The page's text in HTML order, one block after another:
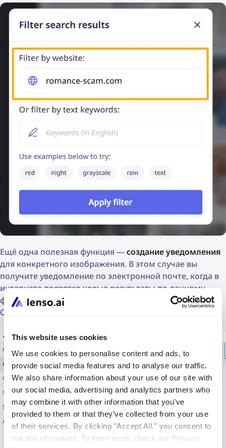
This website uses cookies
We use cookies to personalise content and ads, to
provide social media features and to analyse our traffic.
We also share information about your use of our site with
our social media, advertising and analytics partners who
may combine it with other information that you’ve
provided to them or that they’ve collected from your use
of their services. By clicking "Accept All," you consent to
our use of cookies. To learn more, check our Privacy
Ещё одна полезная функция —создание уведомления
для конкретного изображения. В этом случае вы
получите уведомление по электронной почте, когда в
интернете появятся новые результаты по данному
фото — это важно для долгосрочного расследования.
Однако